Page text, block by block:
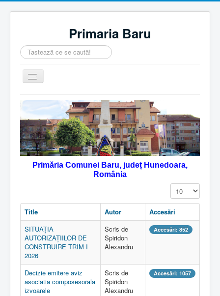
Primaria Baru
Căutare
...
Comută
navigarea
Home
Despre noi
Noutăţi
Contact
Servicii Online
Primăria Comunei Baru, județ Hunedoara,
România
Afișare #
Title Autor
Accesări
SITUAȚIA
AUTORIZAȚIILOR DE
CONSTRUIRE TRIM I
2026
Scris de
Spiridon
Alexandru
Accesări: 852
Decizie emitere aviz
asociatia composesorala
izvoarele
Scris de
Spiridon
Alexandru
Accesări: 1057